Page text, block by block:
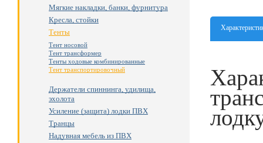
Мягкие накладки, банки, фурнитура
Кресла, стойки
Тенты
Тент носовой
Тент трансформер
Тенты ходовые комбинированные
Тент транспортировочный
Держатели спиннинга, удилища,
эхолота
Усиление (защита) лодки ПВХ
Транцы
Надувная мебель из ПВХ